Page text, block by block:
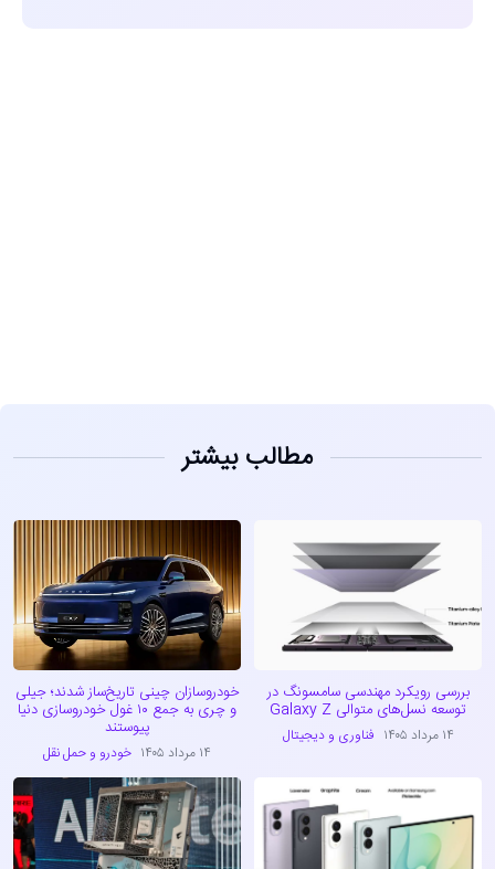
مطالب بیشتر
بررسی رویکرد مهندسی سامسونگ در
توسعه نسل‌های متوالی Galaxy Z
۱۴ مرداد ۱۴۰۵ فناوری و دیجیتال
خودروسازان چینی تاریخ‌ساز شدند؛ جیلی
و چری به جمع ۱۰ غول خودروسازی دنیا
پیوستند
۱۴ مرداد ۱۴۰۵ خودرو و حمل نقل